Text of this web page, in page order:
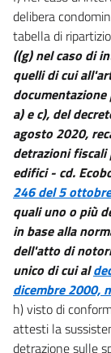
delibera
tabella di
((g) nel caso di
quelli di cui
a) e c), del
agosto 2020,
detrazioni fiscali
edifici - cd.
246 del 5
quali uno o più
in base alla
dell'atto di
unico di cui al
dicembre 2000,
h) visto di
attesti la
detrazione sulle